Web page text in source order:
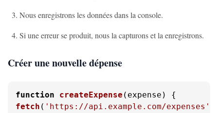
Nous enregistrons les données dans la console.
Si une erreur se produit, nous la capturons et la enregistrons.
Créer une nouvelle dépense
function createExpense ( expense
fetch ( 'https://api.example.com/expenses'